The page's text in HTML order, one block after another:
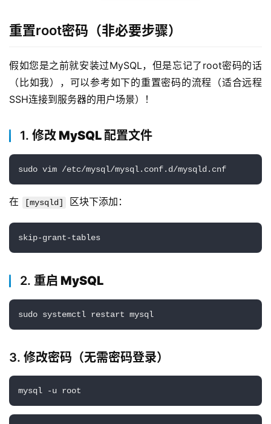
重置root密码（非必要步骤）
假如您是之前就安装过MySQL，但是忘记了root密码的话
（比如我），可以参考如下的重置密码的流程（适合远程
SSH连接到服务器的用户场景）！
1. 修改 MySQL 配置文件
sudo vim /etc/mysql/mysql.conf.d/mysqld.cnf
在 [mysqld] 区块下添加：
skip-grant-tables
2. 重启 MySQL
sudo systemctl restart mysql
3. 修改密码（无需密码登录）
mysql -u root